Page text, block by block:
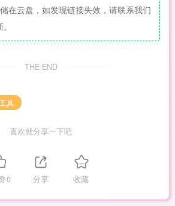
在云盘，如发现链接失效，请联系我们
THE END
工具
喜欢就分享一下吧
0 分享 收藏